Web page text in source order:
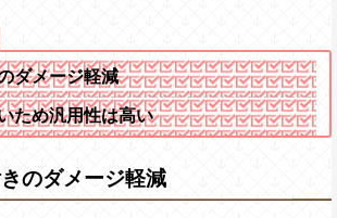
ダメージ軽減
ため汎用性は高い
のダメージ軽減